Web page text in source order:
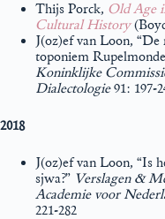
Thijs Porck, Old Age
Cultural History
J(oz)ef van Loon,
toponiem
Koninklijke
Dialectologie91: 197-
2018
J(oz)ef van Loon, “Is
sjwa?” Verslagen &
Academie voor
221-282